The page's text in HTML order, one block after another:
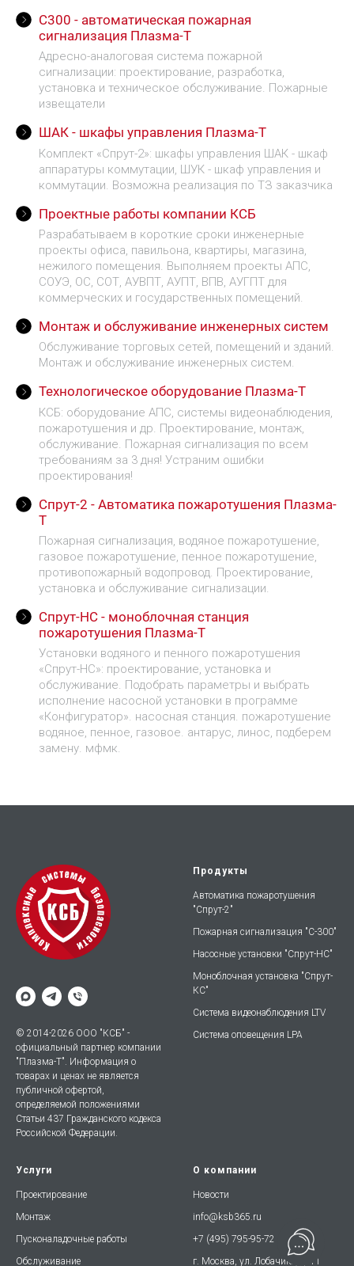
С300 - автоматическая пожарная
сигнализация Плазма-Т
Адресно-аналоговая система пожарной
сигнализации: проектирование, разработка,
установка и техническое обслуживание. Пожарные
извещатели
ШАК - шкафы управления Плазма-Т
Комплект «Спрут-2»: шкафы управления ШАК - шкаф
аппаратуры коммутации, ШУК - шкаф управления и
коммутации. Возможна реализация по ТЗ заказчика
Проектные работы компании КСБ
Разрабатываем в короткие сроки инженерные
проекты офиса, павильона, квартиры, магазина,
нежилого помещения. Выполняем проекты АПС,
СОУЭ, ОС, СОТ, АУВПТ, АУПТ, ВПВ, АУГПТ для
коммерческих и государственных помещений.
Монтаж и обслуживание инженерных систем
Обслуживание торговых сетей, помещений и зданий.
Монтаж и обслуживание инженерных систем.
Технологическое оборудование Плазма-Т
КСБ: оборудование АПС, системы видеонаблюдения,
пожаротушения и др. Проектирование, монтаж,
обслуживание. Пожарная сигнализация по всем
требованиям за 3 дня! Устраним ошибки
проектирования!
Спрут-2 - Автоматика пожаротушения Плазма-
Т
Пожарная сигнализация, водяное пожаротушение,
газовое пожаротушение, пенное пожаротушение,
противопожарный водопровод. Проектирование,
установка и обслуживание сигнализации.
Спрут-НС - моноблочная станция
пожаротушения Плазма-Т
Установки водяного и пенного пожаротушения
«Спрут-НС»: проектирование, установка и
обслуживание. Подобрать параметры и выбрать
исполнение насосной установки в программе
«Конфигуратор». насосная станция. пожаротушение
водяное, пенное, газовое. антарус, линос, подберем
замену. мфмк.
© 2014-2026 ООО "КСБ" -
официальный партнер компании
"Плазма-Т". Информация о
товарах и ценах не является
публичной офертой,
определяемой положениями
Статьи 437 Гражданского кодекса
Российской Федерации.
Продукты
Автоматика пожаротушения
"Спрут-2"
Пожарная сигнализация "С-300"
Насосные установки "Спрут-НС"
Моноблочная установка "Спрут-
КС"
Система видеонаблюдения LTV
Система оповещения LPA
Услуги
Проектирование
Монтаж
Пусконаладочные работы
Обслуживание
О компании
Новости
info@ksb365.ru
+7 (495) 795-95-72
г. Москва, ул. Лобачика, д. 11